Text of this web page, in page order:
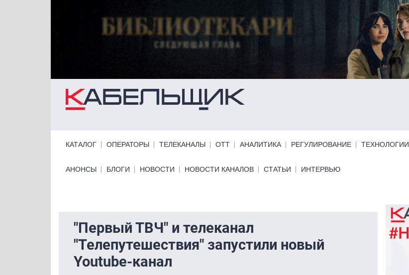
КАТАЛОГ ОПЕРАТОРЫ ТЕЛЕКАНАЛЫ ОТТ АНАЛИТИКА РЕГУЛИРОВАНИЕ ТЕХНОЛОГИИ
Primary links bottom
АНОНСЫ БЛОГИ НОВОСТИ НОВОСТИ КАНАЛОВ СТАТЬИ ИНТЕРВЬЮ
"Первый ТВЧ" и телеканал
"Телепутешествия" запустили новый
Youtube-канал